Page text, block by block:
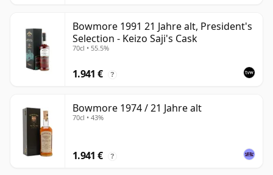
Bowmore 1991 21 Jahre alt, President's
Selection - Keizo Saji's Cask
70cl • 55.5%
1.941 € ?
Bowmore 1974 / 21 Jahre alt
70cl • 43%
1.941 € ?